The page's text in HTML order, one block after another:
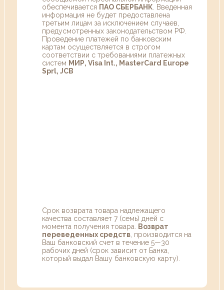
обеспечивается ПАО СБЕРБАНК . Введенная
информация не будет предоставлена
третьим лицам за исключением случаев,
предусмотренных законодательством РФ.
Проведение платежей по банковским
картам осуществляется в строгом
соответствии с требованиями платежных
систем МИР, Visa Int., MasterCard Europe
Sprl, JCB
Срок возврата товара надлежащего
качества составляет 7 (семь) дней с
момента получения товара.
Возврат
переведенных средств , производится на
Ваш банковский счет в течение 5—30
рабочих дней (срок зависит от Банка,
который выдал Вашу банковскую карту).